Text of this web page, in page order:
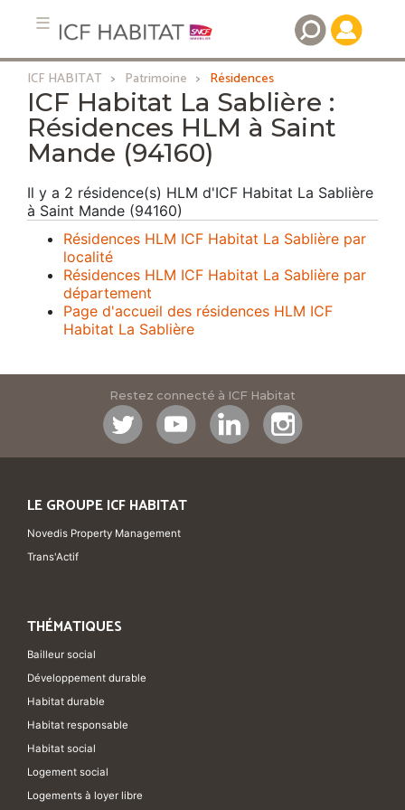
Aller
contenu
principal
ICF HABITAT Patrimoine Résidences
ICF Habitat La Sablière :
Résidences HLM à Saint
Mande (94160)
Il y a 2 résidence(s) HLM d'ICF Habitat La Sablière
à Saint Mande (94160)
Résidences HLM ICF Habitat La Sablière par
localité
Résidences HLM ICF Habitat La Sablière par
département
Page d'accueil des résidences HLM ICF
Habitat La Sablière
Restez connecté à ICF Habitat
LE GROUPE ICF HABITAT
Novedis Property Management
Trans'Actif
THÉMATIQUES
Bailleur social
Développement durable
Habitat durable
Habitat responsable
Habitat social
Logement social
Logements à loyer libre